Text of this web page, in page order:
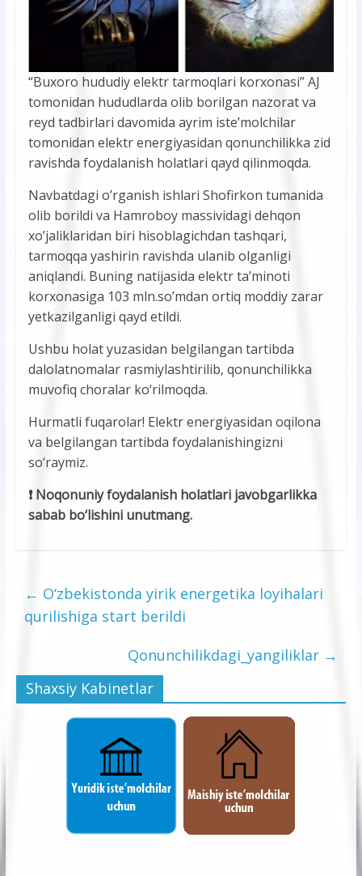
“Buxoro hududiy elektr tarmoqlari korxonasi” AJ
tomonidan hududlarda olib borilgan nazorat va
reyd tadbirlari davomida ayrim iste’molchilar
tomonidan elektr energiyasidan qonunchilikka zid
ravishda foydalanish holatlari qayd qilinmoqda.
Navbatdagi o’rganish ishlari Shofirkon tumanida
olib borildi va Hamroboy massividagi dehqon
xo’jaliklaridan biri hisoblagichdan tashqari,
tarmoqqa yashirin ravishda ulanib olganligi
aniqlandi. Buning natijasida elektr ta’minoti
korxonasiga 103 mln.so’mdan ortiq moddiy zarar
yetkazilganligi qayd etildi.
Ushbu holat yuzasidan belgilangan tartibda
dalolatnomalar rasmiylashtirilib, qonunchilikka
muvofiq choralar ko‘rilmoqda.
Hurmatli fuqarolar! Elektr energiyasidan oqilona
va belgilangan tartibda foydalanishingizni
so‘raymiz.
❗️ Noqonuniy foydalanish holatlari javobgarlikka
sabab bo‘lishini unutmang.
← O‘zbekistonda yirik energetika loyihalari
qurilishiga start berildi
Qonunchilikdagi_yangiliklar →
Shaxsiy Kabinetlar